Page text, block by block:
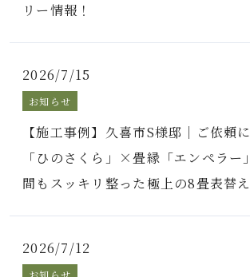
リー情報！
2026/7/15
お知らせ
【施工事例】久喜市S様邸｜ご依頼
「ひのさくら」×畳縁「エンペラー
間もスッキリ整った極上の8畳表替え
2026/7/12
お知らせ